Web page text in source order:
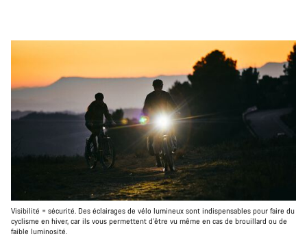
Visibilité = sécurité. Des éclairages de vélo lumineux sont indispensables pour faire du
cyclisme en hiver, car ils vous permettent d’être vu même en cas de brouillard ou de
faible luminosité.